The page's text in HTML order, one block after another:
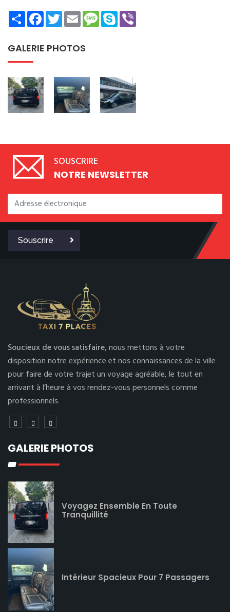
ShareFacebookTwitterEmailMessage
Skype
GALERIE PHOTOS
SOUSCRIRE
NOTRE NEWSLETTER
Souscrire
Soucieux de vous satisfaire,nous mettons à votre
disposition notre expérience et nos connaissances de la ville
pour faire de votre trajet un voyage agréable, le tout en
arrivant à l’heure à vos rendez-vous personnels comme
professionnels.
GALERIE PHOTOS
Voyagez Ensemble En Toute
Tranquillité
Intérieur Spacieux Pour 7 Passagers